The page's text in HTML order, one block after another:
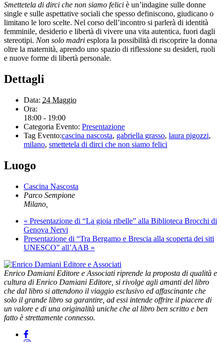
Smettetela di dirci che non siamo felici è un’indagine sulle donne
single e sulle aspettative sociali che spesso definiscono, giudicano o
limitano le loro scelte. Nel corso dell’incontro si parlerà di identità
femminile, desiderio e libertà di vivere una vita autentica, fuori dagli
stereotipi. Non solo madri esplora la possibilità di riscoprire la donna
oltre la maternità, aprendo uno spazio di riflessione su desideri, ruoli
e nuove forme di libertà personale.
Dettagli
Data: 24 Maggio
Ora:
18:00 - 19:00
Categoria Evento: Presentazione
Tag Evento:cascina nascosta, gabriella grasso, laura pigozzi,
milano, smettetela di dirci che non siamo felici
Luogo
Cascina Nascosta
Parco Sempione
Milano
« Presentazione di “La gioia ribelle” alla Biblioteca Brocchi di
Genova Nervi
Presentazione di “Tra Bergamo e Brescia alla scoperta dei siti
UNESCO” all’AAB »
Enrico Damiani Editore e Associati riprende la proposta di qualità e
cultura di Enrico Damiani Editore, si rivolge agli amanti del libro
che dal libro si attendono il viaggio esclusivo ed affascinante che
solo il grande libro sa garantire, ad essi intende offrire il piacere di
un valore e di una originalità uniche che al libro ben scritto e ben
fatto è strettamente connesso.